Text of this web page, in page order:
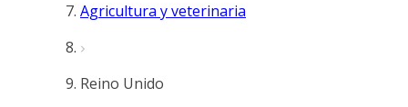
Agricultura y veterinaria
Reino Unido